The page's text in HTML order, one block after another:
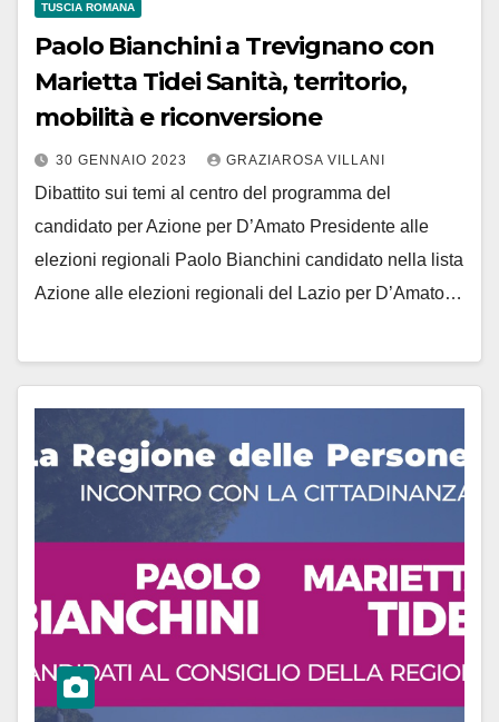
TUSCIA ROMANA
Paolo Bianchini a Trevignano con
Marietta Tidei Sanità, territorio,
mobilità e riconversione
30 GENNAIO 2023 GRAZIAROSA VILLANI
Dibattito sui temi al centro del programma del
candidato per Azione per D’Amato Presidente alle
elezioni regionali Paolo Bianchini candidato nella lista
Azione alle elezioni regionali del Lazio per D’Amato…